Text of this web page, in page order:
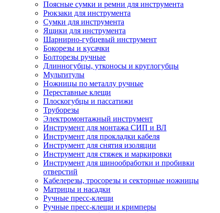
Поясные сумки и ремни для инструмента
Рюкзаки для инструмента
Сумки для инструмента
Ящики для инструмента
Шарнирно-губцевый инструмент
Бокорезы и кусачки
Болторезы ручные
Длинногубцы, утконосы и круглогубцы
Мультитулы
Ножницы по металлу ручные
Переставные клещи
Плоскогубцы и пассатижи
Труборезы
Электромонтажный инструмент
Инструмент для монтажа СИП и ВЛ
Инструмент для прокладки кабеля
Инструмент для снятия изоляции
Инструмент для стяжек и маркировки
Инструмент для шинообработки и пробивки
отверстий
Кабелерезы, тросорезы и секторные ножницы
Матрицы и насадки
Ручные пресс-клещи
Ручные пресс-клещи и кримперы